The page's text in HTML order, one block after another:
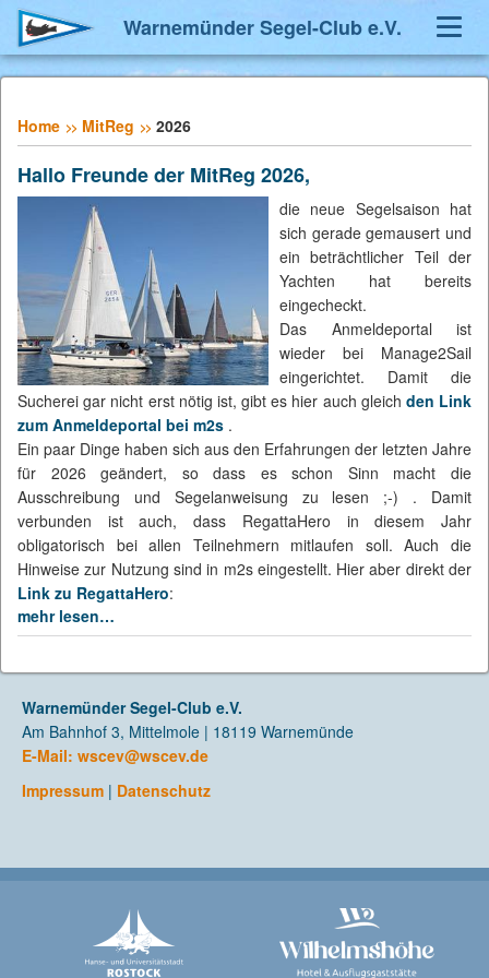
Warnemünder Segel-Club e.V.
Home MitReg 2026
Hallo Freunde der MitReg 2026,
die neue Segelsaison hat
sich gerade gemausert und
ein beträchtlicher Teil der
Yachten hat bereits
eingecheckt.
Das Anmeldeportal ist
wieder bei Manage2Sail
eingerichtet. Damit die
Sucherei gar nicht erst nötig ist, gibt es hier auch gleich den Link
zum Anmeldeportal bei m2s .
Ein paar Dinge haben sich aus den Erfahrungen der letzten Jahre
für 2026 geändert, so dass es schon Sinn macht die
Ausschreibung und Segelanweisung zu lesen ;-) . Damit
verbunden ist auch, dass RegattaHero in diesem Jahr
obligatorisch bei allen Teilnehmern mitlaufen soll. Auch die
Hinweise zur Nutzung sind in m2s eingestellt. Hier aber direkt der
Link zu RegattaHero:
mehr lesen…
Warnemünder Segel-Club e.V.
Am Bahnhof 3, Mittelmole | 18119 Warnemünde
E-Mail: wscev@wscev.de
Impressum | Datenschutz